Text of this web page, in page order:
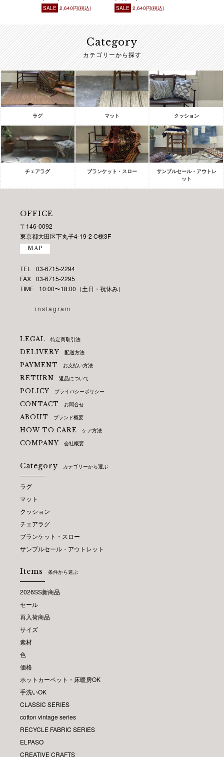
SALE 2,640円(税込)
SALE 2,640円(税込)
Category
カテゴリーから探す
ラグ マット クッション
チェアラグ ブランケット・スロー
サンプルセール・アウトレ
ット
OFFICE
〒146-0092
東京都大田区下丸子4-19-2 C棟3F
MAP
TEL
03-6715-2294
FAX 03-6715-2295
TIME
10:00〜18:00（土日・祝休み）
instagram
LEGAL 特定商取引法
DELIVERY 配送方法
PAYMENT お支払い方法
RETURN 返品について
POLICY プライバシーポリシー
CONTACT お問合せ
ABOUT ブランド概要
HOW TO CARE ケア方法
COMPANY 会社概要
Category カテゴリーから選ぶ
ラグ
マット
クッション
チェアラグ
ブランケット・スロー
サンプルセール・アウトレット
Items 条件から選ぶ
2026SS新商品
セール
再入荷商品
サイズ
素材
色
価格
ホットカーペット・床暖房OK
手洗いOK
CLASSIC SERIES
cotton vintage series
RECYCLE FABRIC SERIES
ELPASO
CREATIVE CRAFTS